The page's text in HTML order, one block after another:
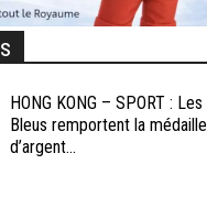
HONG KONG – SPORT : Les
Bleus remportent la médaille
d’argent...